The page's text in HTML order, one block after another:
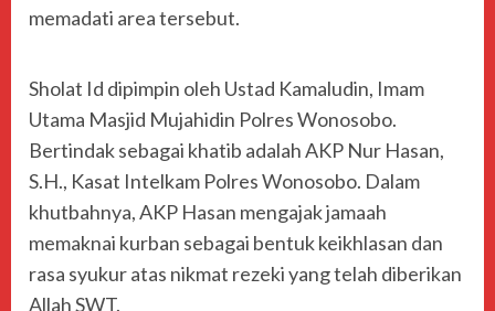
memadati area tersebut.
Sholat Id dipimpin oleh Ustad Kamaludin, Imam
Utama Masjid Mujahidin Polres Wonosobo.
Bertindak sebagai khatib adalah AKP Nur Hasan,
S.H., Kasat Intelkam Polres Wonosobo. Dalam
khutbahnya, AKP Hasan mengajak jamaah
memaknai kurban sebagai bentuk keikhlasan dan
rasa syukur atas nikmat rezeki yang telah diberikan
Allah SWT.